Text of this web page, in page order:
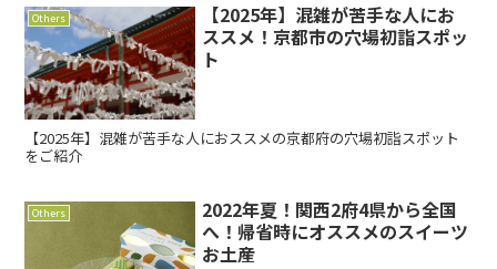
Others
【2025年】混雑が苦手な人にお
ススメ！京都市の穴場初詣スポッ
ト
【2025年】混雑が苦手な人におススメの京都府の穴場初詣スポット
をご紹介
Others
2022年夏！関西2府4県から全国
へ！帰省時にオススメのスイーツ
お土産